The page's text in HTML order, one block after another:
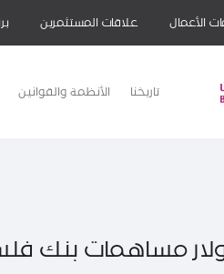
الأعمال علاقات المستثمرين
تاريخنا الأنظمة والقوانين
مساهمات بنك